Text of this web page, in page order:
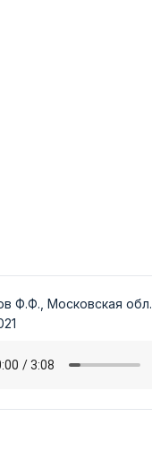
Ф.Ф., Московская обл.,